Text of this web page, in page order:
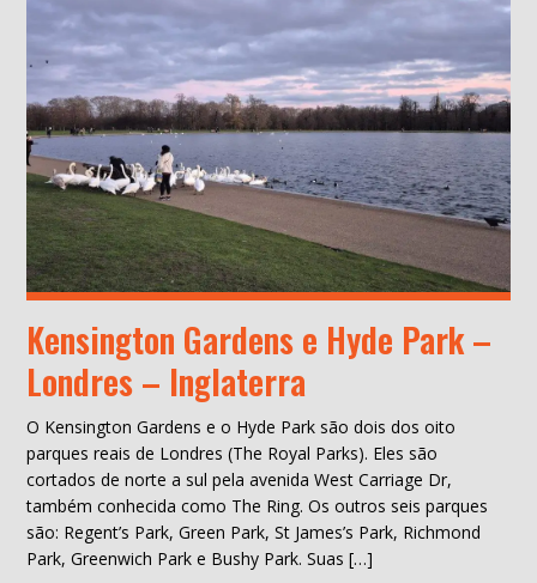
Kensington Gardens e Hyde Park –
Londres – Inglaterra
O Kensington Gardens e o Hyde Park são dois dos oito
parques reais de Londres (The Royal Parks). Eles são
cortados de norte a sul pela avenida West Carriage Dr,
também conhecida como The Ring. Os outros seis parques
são: Regent’s Park, Green Park, St James’s Park, Richmond
Park, Greenwich Park e Bushy Park. Suas […]